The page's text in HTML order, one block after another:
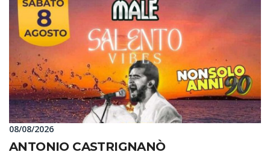
08/08/2026
ANTONIO CASTRIGNANÒ